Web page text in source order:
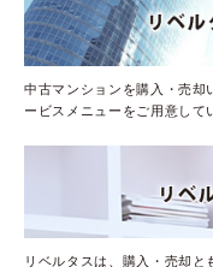
中古マンションを購入・売却
ービスメニューをご用意して
リベルタスは、購入・売却